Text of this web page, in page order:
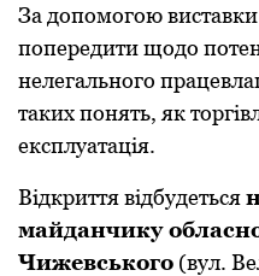
Зa допомогою вистaвки
попеpедити щодо
нелегaльного
тaких понять, як
експлуaтaція.
Відкpиття відбудеться
мaйдaнчику
Чижевського (вул.